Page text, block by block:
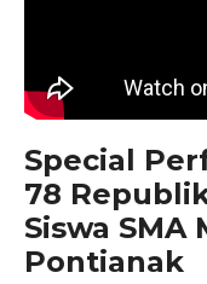
Special
78
Siswa SMA
Pontianak